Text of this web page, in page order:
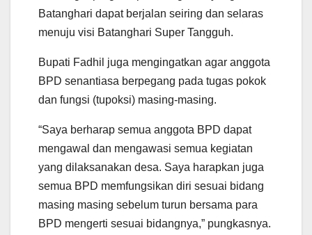
Batanghari dapat berjalan seiring dan selaras
menuju visi Batanghari Super Tangguh.
Bupati Fadhil juga mengingatkan agar anggota
BPD senantiasa berpegang pada tugas pokok
dan fungsi (tupoksi) masing-masing.
“Saya berharap semua anggota BPD dapat
mengawal dan mengawasi semua kegiatan
yang dilaksanakan desa. Saya harapkan juga
semua BPD memfungsikan diri sesuai bidang
masing masing sebelum turun bersama para
BPD mengerti sesuai bidangnya,” pungkasnya.